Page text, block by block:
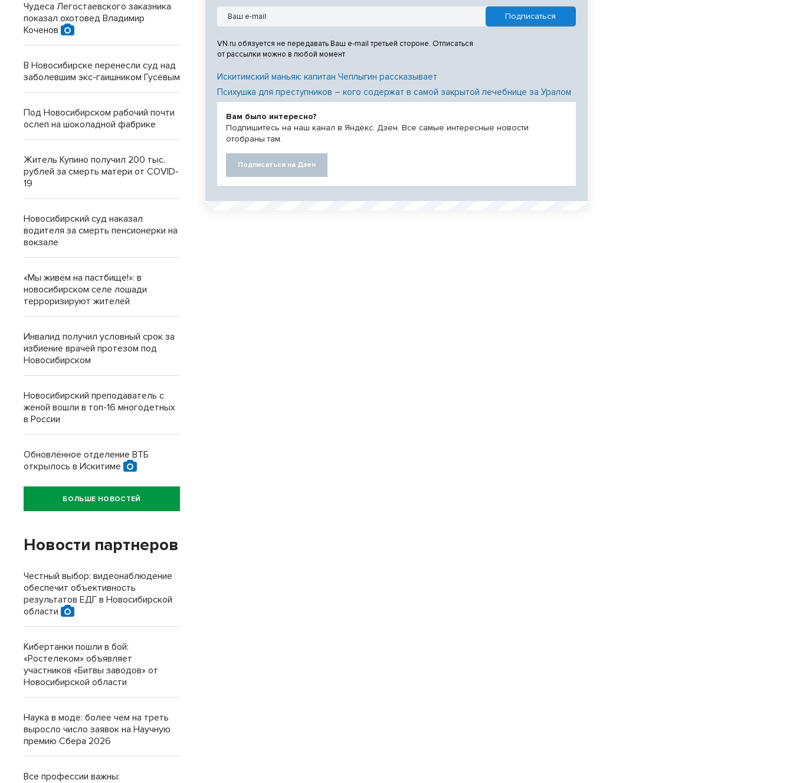
VN.ru обязуется не передавать Ваш e-mail третьей стороне. Отписаться
от рассылки можно в любой момент
Искитимский маньяк: капитан Чеплыгин рассказывает
Психушка для преступников – кого содержат в самой закрытой лечебнице за Уралом
Вам было интересно?
Подпишитесь на наш канал в Яндекс. Дзен. Все самые интересные новости
отобраны там.
Подписаться на Дзен
Чудеса Легостаевского заказника
показал охотовед Владимир
Коченов
В Новосибирске перенесли суд над
заболевшим экс-гаишником Гусевым
Под Новосибирском рабочий почти
ослеп на шоколадной фабрике
Житель Купино получил 200 тыс.
рублей за смерть матери от COVID-
19
Новосибирский суд наказал
водителя за смерть пенсионерки на
вокзале
«Мы живём на пастбище!»: в
новосибирском селе лошади
терроризируют жителей
Инвалид получил условный срок за
избиение врачей протезом под
Новосибирском
Новосибирский преподаватель с
женой вошли в топ-16 многодетных
в России
Обновлённое отделение ВТБ
открылось в Искитиме
БОЛЬШЕ НОВОСТЕЙ
Новости партнеров
Честный выбор: видеонаблюдение
обеспечит объективность
результатов ЕДГ в Новосибирской
области
Кибертанки пошли в бой:
«Ростелеком» объявляет
участников «Битвы заводов» от
Новосибирской области
Наука в моде: более чем на треть
выросло число заявок на Научную
премию Сбера 2026
Все профессии важны: